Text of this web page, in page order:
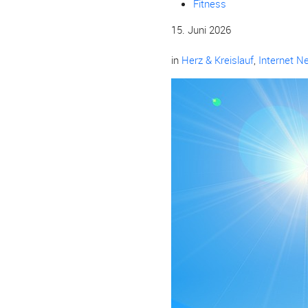
Fitness
15. Juni 2026
in Herz & Kreislauf, Internet